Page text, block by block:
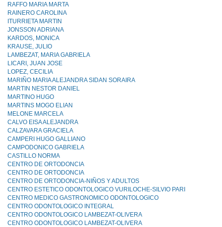
RAFFO MARIA MARTA
RAINERO CAROLINA
ITURRIETA MARTIN
JONSSON ADRIANA
KARDOS, MONICA
KRAUSE, JULIO
LAMBEZAT, MARIA GABRIELA
LICARI, JUAN JOSE
LOPEZ, CECILIA
MARIÑO MARIA ALEJANDRA SIDAN SORAIRA
MARTIN NESTOR DANIEL
MARTINO HUGO
MARTINS MOGO ELIAN
MELONE MARCELA
CALVO EISA ALEJANDRA
CALZAVARA GRACIELA
CAMPERI HUGO GALLIANO
CAMPODONICO GABRIELA
CASTILLO NORMA
CENTRO DE ORTODONCIA
CENTRO DE ORTODONCIA
CENTRO DE ORTODONCIA-NIÑOS Y ADULTOS
CENTRO ESTETICO ODONTOLOGICO VURILOCHE-SILVIO PARI
CENTRO MEDICO GASTRONOMICO ODONTOLOGICO
CENTRO ODONTOLOGICO INTEGRAL
CENTRO ODONTOLOGICO LAMBEZAT-OLIVERA
CENTRO ODONTOLOGICO LAMBEZAT-OLIVERA